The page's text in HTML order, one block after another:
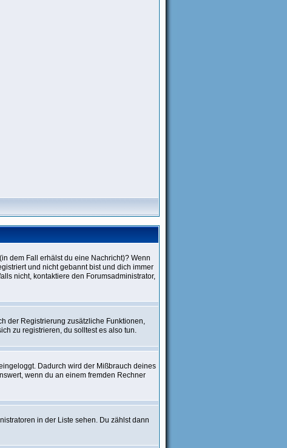
dem Fall erhälst du eine Nachricht)? Wenn
und nicht gebannt bist und dich immer
nicht, kontaktiere den Forumsadministrator,
der Registrierung zusätzliche Funktionen,
zu registrieren, du solltest es also tun.
Dadurch wird der Mißbrauch deines
wenn du an einem fremden Rechner
in der Liste sehen. Du zählst dann